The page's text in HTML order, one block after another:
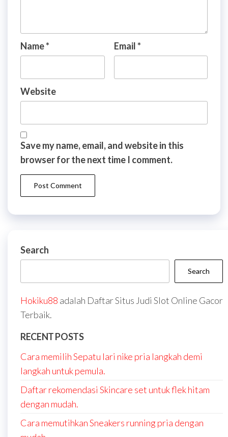
Name* Email*
Website
Save my name, email, and website in this
browser for the next time I comment.
Search
Search
Hokiku88 adalah Daftar Situs Judi Slot Online Gacor
Terbaik.
RECENT POSTS
Cara memilih Sepatu lari nike pria langkah demi
langkah untuk pemula.
Daftar rekomendasi Skincare set untuk flek hitam
dengan mudah.
Cara memutihkan Sneakers running pria dengan